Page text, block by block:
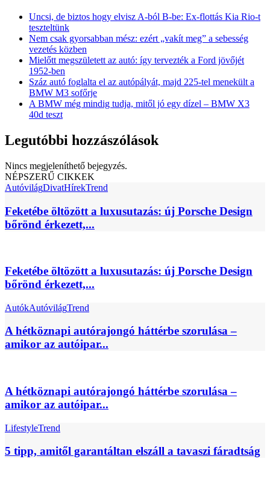
Uncsi, de biztos hogy elvisz A-ból B-be: Ex-flottás Kia Rio-t
teszteltünk
Nem csak gyorsabban mész: ezért „vakít meg” a sebesség
vezetés közben
Mielőtt megszületett az autó: így tervezték a Ford jövőjét
1952-ben
Száz autó foglalta el az autópályát, majd 225-tel menekült a
BMW M3 sofőrje
A BMW még mindig tudja, mitől jó egy dízel – BMW X3
40d teszt
Legutóbbi hozzászólások
Nincs megjeleníthető bejegyzés.
NÉPSZERŰ CIKKEK
AutóvilágDivatHírekTrend
Feketébe öltözött a luxusutazás: új Porsche Design
bőrönd érkezett,...
Feketébe öltözött a luxusutazás: új Porsche Design
bőrönd érkezett,...
AutókAutóvilágTrend
A hétköznapi autórajongó háttérbe szorulása –
amikor az autóipar...
A hétköznapi autórajongó háttérbe szorulása –
amikor az autóipar...
LifestyleTrend
5 tipp, amitől garantáltan elszáll a tavaszi fáradtság